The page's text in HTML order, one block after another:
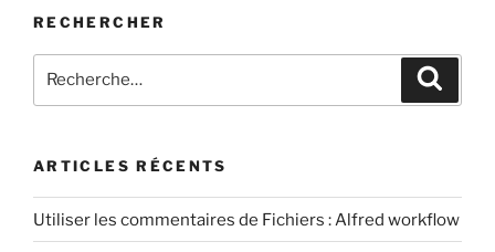
RECHERCHER
pour
ARTICLES RÉCENTS
Utiliser les commentaires de Fichiers : Alfred workflow